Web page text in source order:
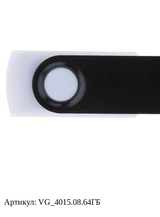
Артикул: VG_4015.08.64ГБ